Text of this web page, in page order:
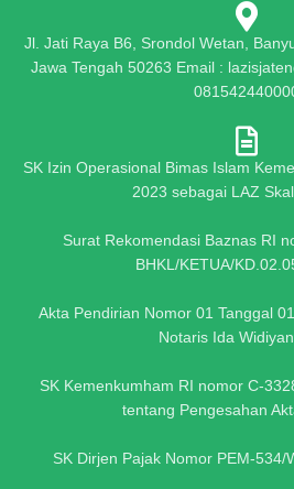
Jl. Jati Raya B6, Srondol Wetan,
Jawa Tengah 50263 Email :
SK Izin Operasional Bimas Islam
2023 sebagai LAZ
Surat Rekomendasi Baznas RI
BHKL/KETUA/
Akta Pendirian Nomor 01 Tanggal
Notaris Ida
SK Kemenkumham RI nomor C-
tentang Pengesahan
SK Dirjen Pajak Nomor PEM-534/